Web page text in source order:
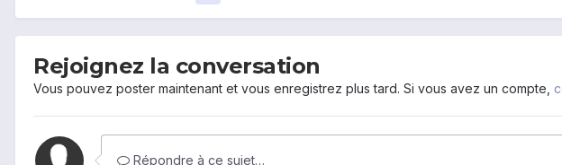
Rejoignez la conversation
Vous pouvez poster maintenant et vous enregistrez plus tard. Si vous avez un compte,
Répondre à ce sujet…